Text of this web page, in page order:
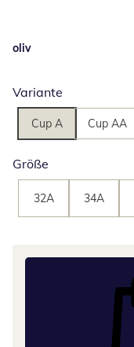
oliv
Variante
Cup A Cup AA
Größe
32A 34A